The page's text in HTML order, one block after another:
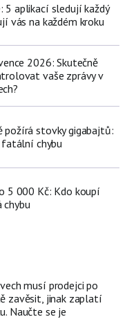
5 aplikací sledují každý
vás na každém kroku
2026: Skutečně
vaše zprávy v
požírá stovky gigabajtů:
chybu
5 000 Kč: Kdo koupí
chybu
musí prodejci po
zavěsit, jinak zaplatí
Naučte se je